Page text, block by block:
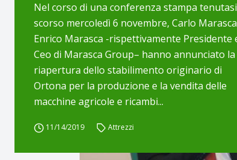
Nel corso di una conferenza stampa
scorso mercoledì 6 novembre, Carlo
Enrico Marasca -rispettivamente Presidente
Ceo di Marasca Group– hanno annunciato la
riapertura dello stabilimento originario di
Ortona per la produzione e la vendita delle
macchine agricole e ricambi...
11/14/2019 Attrezzi